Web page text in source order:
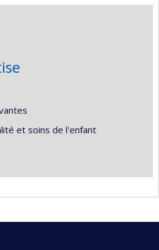
et soins de l'enfant